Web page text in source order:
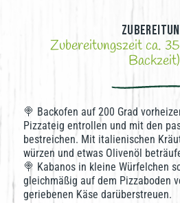
Zubereitungszeit ca.
Backzeit)
🍭 Backofen auf 200 Grad
Pizzateig entrollen und mit den
bestreichen. Mit italienischen
würzen und etwas Olivenöl
🍭 Kabanos in kleine Würfelchen
gleichmäßig auf dem Pizzaboden
geriebenen Käse darüberstreuen.